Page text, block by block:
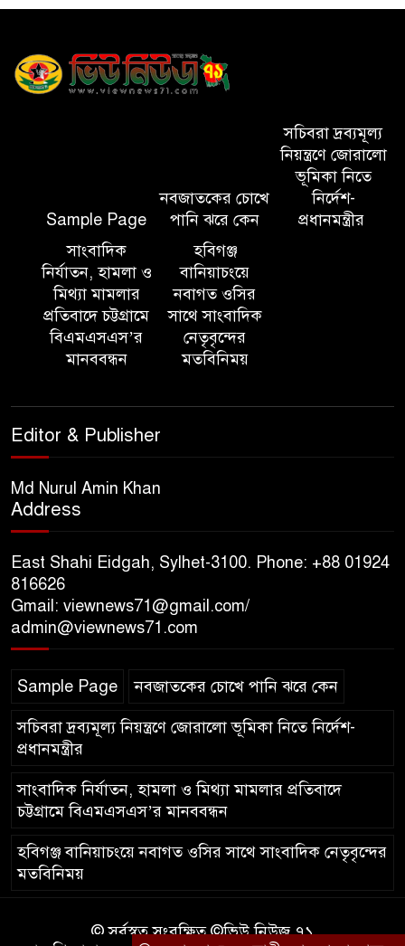
মাধবপুর ডিবির অভিযানে ৬০ কেজি
গাঁজা উদ্ধার
সিলেটে হামের উপসর্গে মৃত্যু ৩
সালমান শাহ হত্যা মামলায় ডন
হবিগঞ্জ মহাসড়কে ত্রিমুখী সংঘর্ষে
নিহত ২
সিলেটে মাজারে গান গাইতে এসে
দুর্ঘটনায় নিহত
Sample Page
নবজাতকের চোখে
পানি ঝরে কেন
সচিবরা দ্রব্যমূল্য
নিয়ন্ত্রণে জোরালো
ভূমিকা নিতে
নির্দেশ-
প্রধানমন্ত্রীর
সাংবাদিক
নির্যাতন, হামলা ও
মিথ্যা মামলার
প্রতিবাদে চট্টগ্রামে
বিএমএসএস’র
মানববন্ধন
হবিগঞ্জ
বানিয়াচংয়ে
নবাগত ওসির
সাথে সাংবাদিক
নেতৃবৃন্দের
মতবিনিময়
Editor & Publisher
Md Nurul Amin Khan
Address
East Shahi Eidgah, Sylhet-3100. Phone: +88 01924
816626
Gmail: viewnews71@gmail.com/
admin@viewnews71.com
Sample Page নবজাতকের চোখে পানি ঝরে কেন
সচিবরা দ্রব্যমূল্য নিয়ন্ত্রণে জোরালো ভূমিকা নিতে নির্দেশ-
প্রধানমন্ত্রীর
সাংবাদিক নির্যাতন, হামলা ও মিথ্যা মামলার প্রতিবাদে
চট্টগ্রামে বিএমএসএস’র মানববন্ধন
হবিগঞ্জ বানিয়াচংয়ে নবাগত ওসির সাথে সাংবাদিক নেতৃবৃন্দের
মতবিনিময়
© সর্বস্বত্ব সংরক্ষিত ©ভিউ নিউজ ৭১